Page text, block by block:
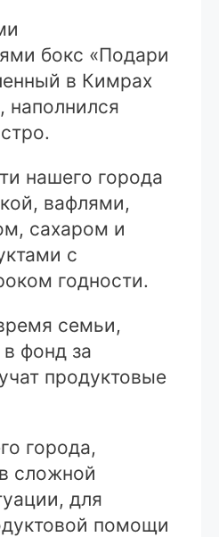
бокс «Подари
в Кимрах
нашего города
вафлями,
сахаром и
с
годности.
семьи,
фонд за
продуктовые
города,
сложной
для
помощи